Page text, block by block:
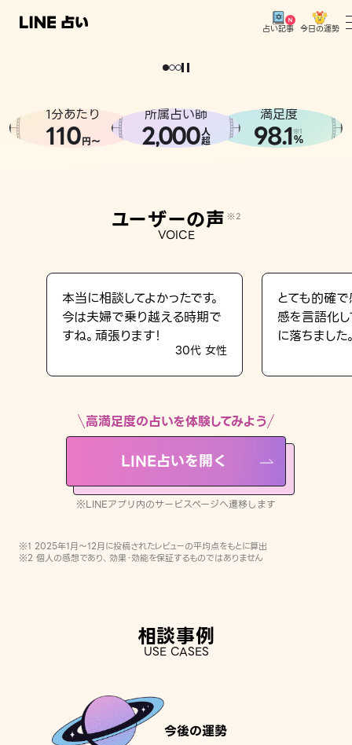
占い記事 今日の運勢
相談事例
LINE占いを開く
※LINEアプリ内のサービスページへ遷移します
どうせなら
。
1分あたり
110円〜
所属占い師
2,000人
超
満足度
98.1※1
%
ユーザーの声 ※2
VOICE
本当に相談してよかったです。
今は夫婦で乗り越える時期で
すね。頑張ります！
30代 女性
とても的確
感を言語化
に落ちました
高満足度の占いを体験してみよう
LINE占いを開く
※LINEアプリ内のサービスページへ遷移します
※1 2025年1月〜12月に投稿されたレビューの平均点をもとに算出
※2 個人の感想であり、効果・効能を保証するものではありません
相談事例
USE CASES
今後の運勢